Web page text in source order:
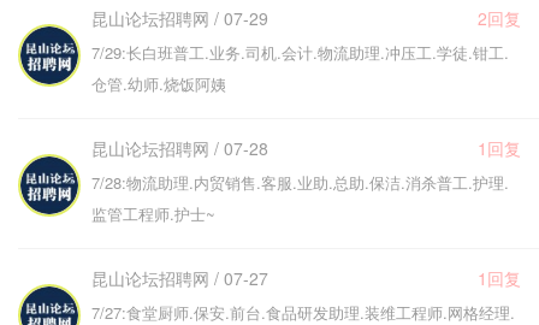
昆山论坛招聘网 / 07-29 2回复
7/29:长白班普工.业务.司机.会计.物流助理.冲压工.学徒.钳工.
仓管.幼师.烧饭阿姨
昆山论坛招聘网 / 07-28 1回复
7/28:物流助理.内贸销售.客服.业助.总助.保洁.消杀普工.护理.
监管工程师.护士~
昆山论坛招聘网 / 07-27 1回复
7/27:食堂厨师.保安.前台.食品研发助理.装维工程师.网格经理.